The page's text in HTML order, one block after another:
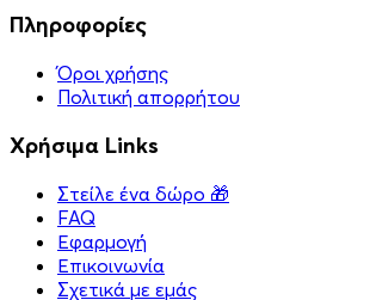
Πληροφορίες
Όροι χρήσης
Πολιτική απορρήτου
Χρήσιμα Links
Στείλε ένα δώρο 🎁
FAQ
Εφαρμογή
Επικοινωνία
Σχετικά με εμάς